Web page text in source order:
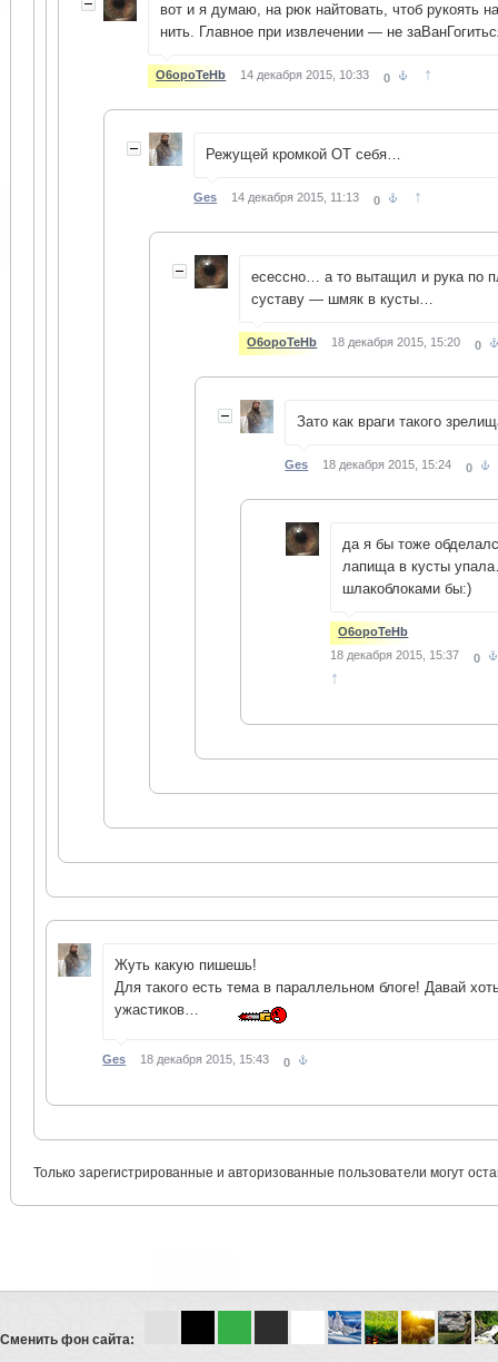
вот и я думаю, на рюк найтовать, чтоб рукоять
нить. Главное при извлечении — не
O6opoTeHb 14 декабря 2015, 10:33 0 ↑
Режущей кромкой ОТ себя…
Ges 14 декабря 2015, 11:13 0 ↑
есессно… а то вытащил и рука по
суставу — шмяк в кусты…
O6opoTeHb 18 декабря 2015, 15:20 0
Зато как враги такого
Ges 18 декабря 2015, 15:24 0
да я бы тоже
лапища в кусты
шлакоблоками бы:)
O6opoTeHb
18 декабря 2015, 15:37
0
↑
Жуть какую пишешь!
Для такого есть тема в параллельном блоге! Давай
ужастиков…
Ges 18 декабря 2015, 15:43 0
Только зарегистрированные и авторизованные пользователи могут
Сменить фон сайта: